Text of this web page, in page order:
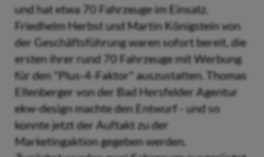
und hat etwa 70 Fahrzeuge im Einsatz.
Friedhelm Herbst und Martin Königstein von
der Geschäftsführung waren sofort bereit, die
ersten ihrer rund 70 Fahrzeuge mit Werbung
für den "Plus-4-Faktor" auszustatten. Thomas
Ellenberger von der Bad Hersfelder Agentur
ekw-design machte den Entwurf - und so
konnte jetzt der Auftakt zu der
Marketingaktion gegeben werden.